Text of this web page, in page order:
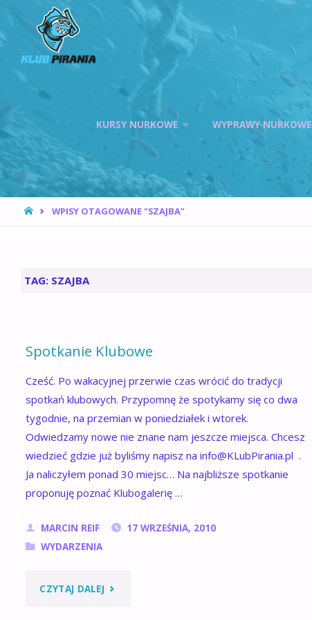
WROCŁAW |
KURSY
NURKOWANIA,
HOKEJ
PODWODNY
Przejdź
treści
KURSY NURKOWE WYPRAWY NURKOWE
STRONA
WPISY OTAGOWANE "SZAJBA"
TAG: SZAJBA
Spotkanie Klubowe
Cześć. Po wakacyjnej przerwie czas wrócić do tradycji
spotkań klubowych. Przypomnę że spotykamy się co dwa
tygodnie, na przemian w poniedziałek i wtorek.
Odwiedzamy nowe nie znane nam jeszcze miejsca. Chcesz
wiedzieć gdzie już byliśmy napisz na info@KLubPirania.pl .
Ja naliczyłem ponad 30 miejsc… Na najbliższe spotkanie
proponuję poznać Klubogalerię …
MARCIN REIF
17 WRZEŚNIA, 2010
WYDARZENIA
CZYTAJ DALEJ "SPOTKANIE